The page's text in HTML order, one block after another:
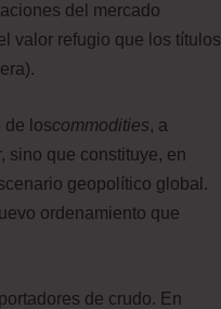
del mercado
valor refugio que los títulos
de loscommodities, a
sino que constituye, en
geopolítico global.
ordenamiento que
de crudo. En